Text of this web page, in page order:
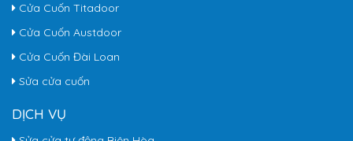
Cửa Cuốn Titadoor
Cửa Cuốn Austdoor
Cửa Cuốn Đài Loan
Sửa cửa cuốn
DỊCH VỤ